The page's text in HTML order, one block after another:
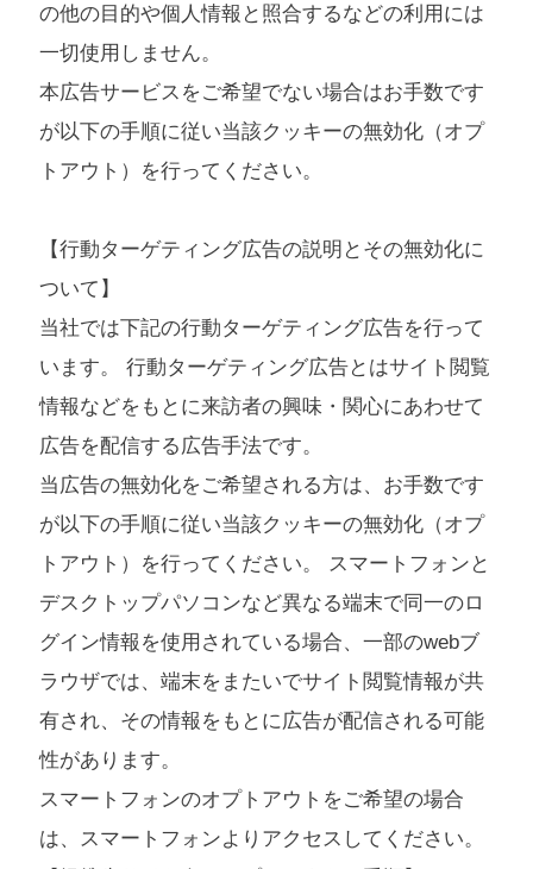
の他の目的や個人情報と照合するなどの利用には
一切使用しません。
本広告サービスをご希望でない場合はお手数です
が以下の手順に従い当該クッキーの無効化（オプ
トアウト）を行ってください。
【行動ターゲティング広告の説明とその無効化に
ついて】
当社では下記の行動ターゲティング広告を行って
います。 行動ターゲティング広告とはサイト閲覧
情報などをもとに来訪者の興味・関心にあわせて
広告を配信する広告手法です。
当広告の無効化をご希望される方は、お手数です
が以下の手順に従い当該クッキーの無効化（オプ
トアウト）を行ってください。 スマートフォンと
デスクトップパソコンなど異なる端末で同一のロ
グイン情報を使用されている場合、一部のwebブ
ラウザでは、端末をまたいでサイト閲覧情報が共
有され、その情報をもとに広告が配信される可能
性があります。
スマートフォンのオプトアウトをご希望の場合
は、スマートフォンよりアクセスしてください。